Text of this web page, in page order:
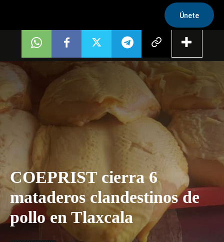
Únete
COEPRIST cierra 6
mataderos clandestinos de
pollo en Tlaxcala